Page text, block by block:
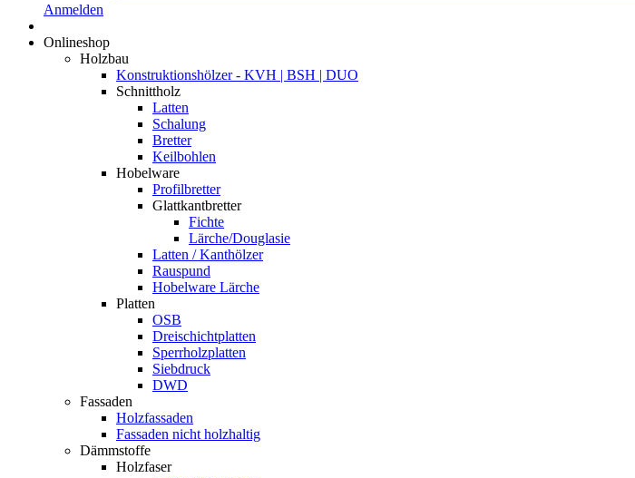
Anmelden
Onlineshop
Holzbau
Konstruktionshölzer - KVH | BSH | DUO
Schnittholz
Latten
Schalung
Bretter
Keilbohlen
Hobelware
Profilbretter
Glattkantbretter
Fichte
Lärche/Douglasie
Latten / Kanthölzer
Rauspund
Hobelware Lärche
Platten
OSB
Dreischichtplatten
Sperrholzplatten
Siebdruck
DWD
Fassaden
Holzfassaden
Fassaden nicht holzhaltig
Dämmstoffe
Holzfaser